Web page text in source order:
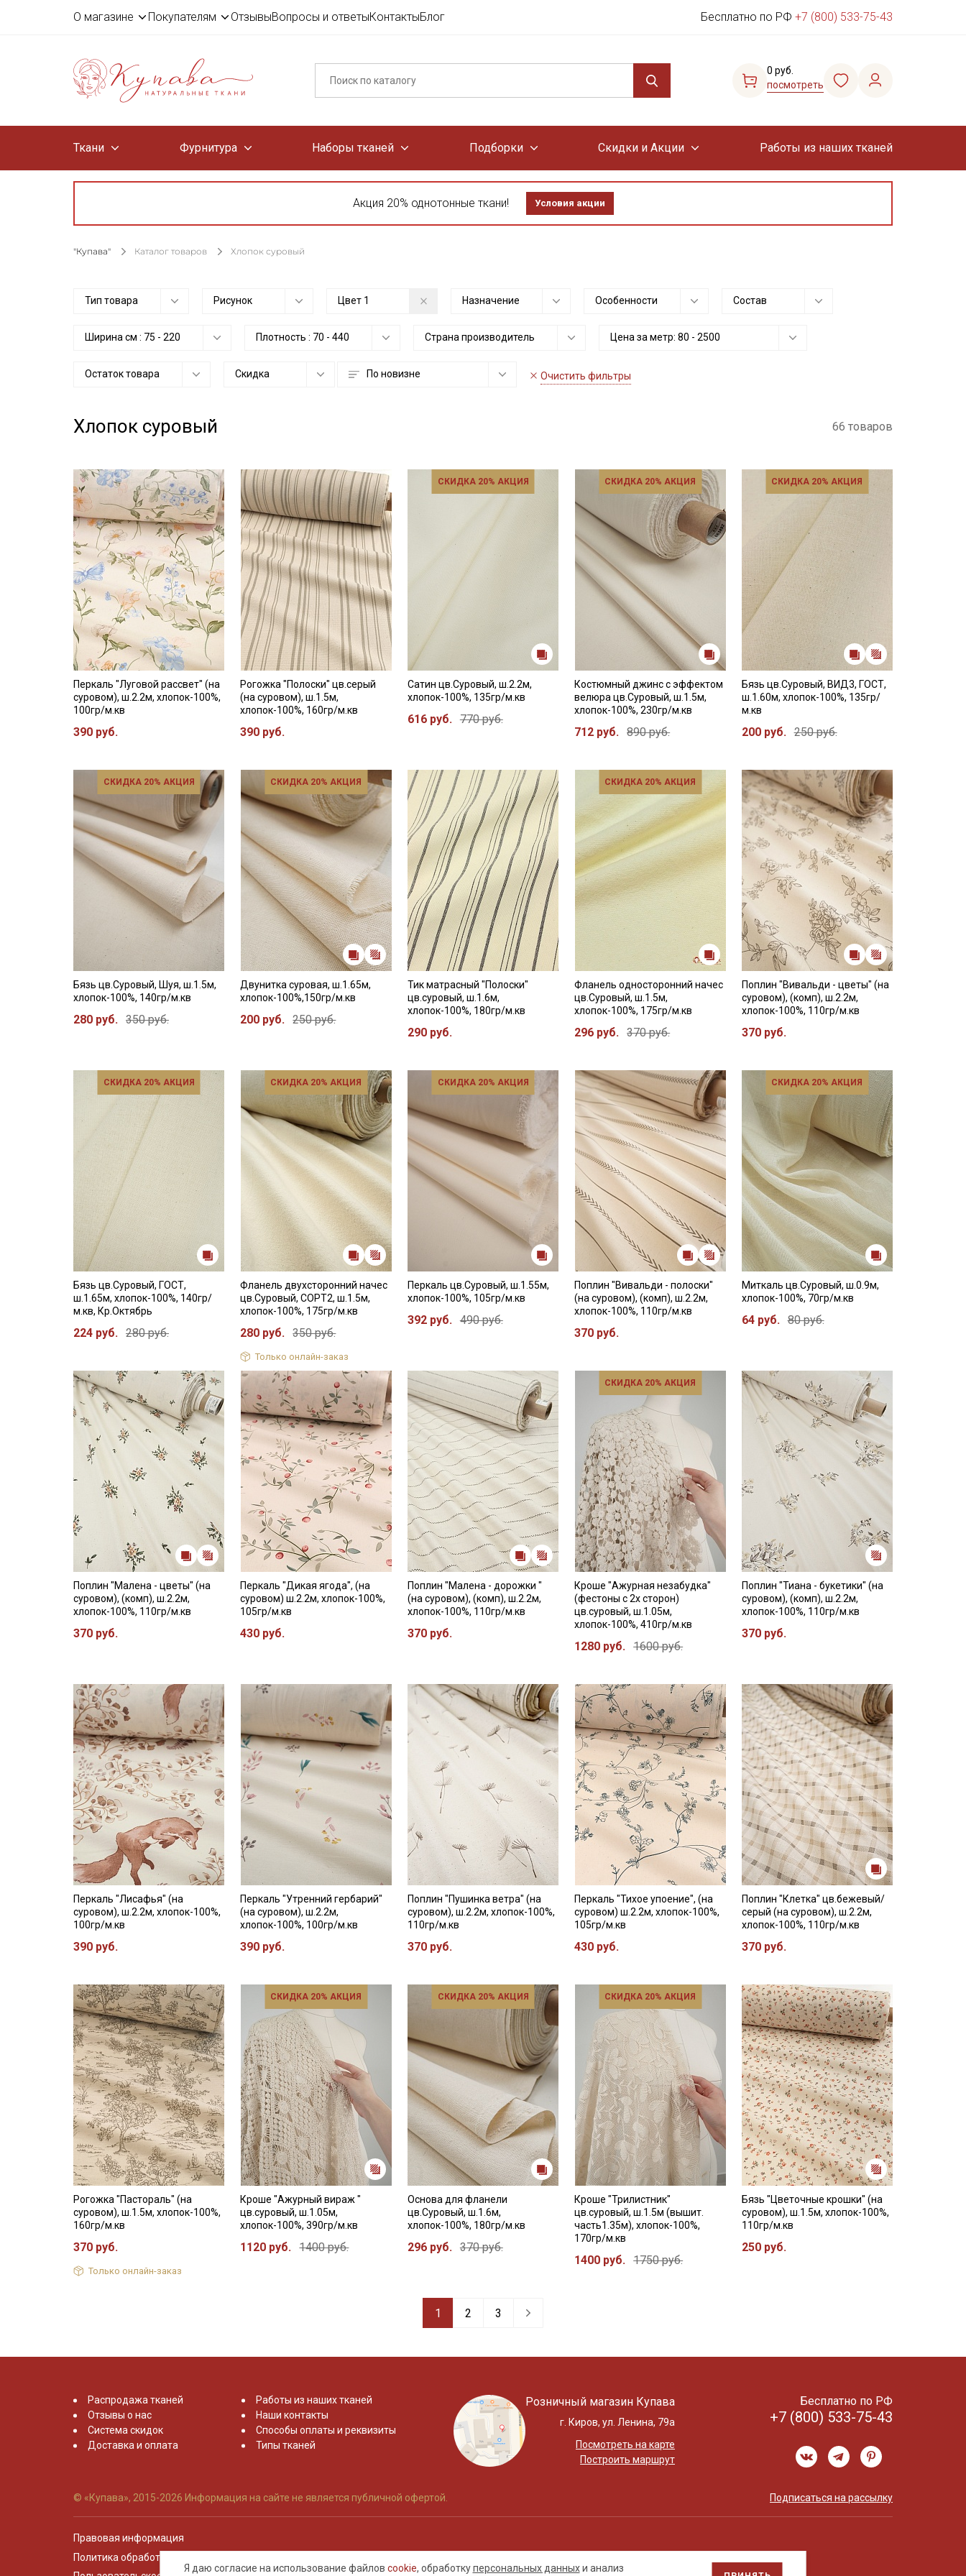
О магазине Покупателям ОтзывыВопросы и ответыКонтактыБлог Бесплатно по РФ +7 (800) 533-75-43
0 руб.
посмотреть
Ткани Фурнитура Наборы тканей Подборки Скидки и Акции Работы из наших тканей
Акция 20% однотонные ткани! Условия акции
"Купава" Каталог товаров Хлопок суровый
Тип товара Рисунок Цвет 1 Назначение Особенности Состав
Ширина см : 75 - 220 Плотность : 70 - 440 Страна производитель Цена за метр: 80 - 2500
Остаток товара Скидка По новизне Очистить фильтры
Хлопок суровый 66 товаров
Перкаль "Луговой рассвет" (на
суровом), ш.2.2м, хлопок-100%,
100гр/м.кв
390 руб.
Рогожка "Полоски" цв.серый
(на суровом), ш.1.5м,
хлопок-100%, 160гр/м.кв
390 руб.
СКИДКА 20% АКЦИЯ
Сатин цв.Суровый, ш.2.2м,
хлопок-100%, 135гр/м.кв
616 руб. 770 руб.
СКИДКА 20% АКЦИЯ
Костюмный джинс с эффектом
велюра цв.Суровый, ш.1.5м,
хлопок-100%, 230гр/м.кв
712 руб. 890 руб.
СКИДКА 20% АКЦИЯ
Бязь цв.Суровый, ВИД3, ГОСТ,
ш.1.60м, хлопок-100%, 135гр/
м.кв
200 руб. 250 руб.
СКИДКА 20% АКЦИЯ
Бязь цв.Суровый, Шуя, ш.1.5м,
хлопок-100%, 140гр/м.кв
280 руб. 350 руб.
СКИДКА 20% АКЦИЯ
Двунитка суровая, ш.1.65м,
хлопок-100%,150гр/м.кв
200 руб. 250 руб.
Тик матрасный "Полоски"
цв.суровый, ш.1.6м,
хлопок-100%, 180гр/м.кв
290 руб.
СКИДКА 20% АКЦИЯ
Фланель односторонний начес
цв.Суровый, ш.1.5м,
хлопок-100%, 175гр/м.кв
296 руб. 370 руб.
Поплин "Вивальди - цветы" (на
суровом), (комп), ш.2.2м,
хлопок-100%, 110гр/м.кв
370 руб.
СКИДКА 20% АКЦИЯ
Бязь цв.Суровый, ГОСТ,
ш.1.65м, хлопок-100%, 140гр/
м.кв, Кр.Октябрь
224 руб. 280 руб.
СКИДКА 20% АКЦИЯ
Фланель двухсторонний начес
цв.Суровый, СОРТ2, ш.1.5м,
хлопок-100%, 175гр/м.кв
280 руб. 350 руб.
Только онлайн-заказ
СКИДКА 20% АКЦИЯ
Перкаль цв.Суровый, ш.1.55м,
хлопок-100%, 105гр/м.кв
392 руб. 490 руб.
Поплин "Вивальди - полоски"
(на суровом), (комп), ш.2.2м,
хлопок-100%, 110гр/м.кв
370 руб.
СКИДКА 20% АКЦИЯ
Миткаль цв.Суровый, ш.0.9м,
хлопок-100%, 70гр/м.кв
64 руб. 80 руб.
Поплин "Малена - цветы" (на
суровом), (комп), ш.2.2м,
хлопок-100%, 110гр/м.кв
370 руб.
Перкаль "Дикая ягода", (на
суровом) ш.2.2м, хлопок-100%,
105гр/м.кв
430 руб.
Поплин "Малена - дорожки "
(на суровом), (комп), ш.2.2м,
хлопок-100%, 110гр/м.кв
370 руб.
СКИДКА 20% АКЦИЯ
Кроше "Ажурная незабудка"
(фестоны с 2х сторон)
цв.суровый, ш.1.05м,
хлопок-100%, 410гр/м.кв
1280 руб. 1600 руб.
Поплин "Тиана - букетики" (на
суровом), (комп), ш.2.2м,
хлопок-100%, 110гр/м.кв
370 руб.
Перкаль "Лисафья" (на
суровом), ш.2.2м, хлопок-100%,
100гр/м.кв
390 руб.
Перкаль "Утренний гербарий"
(на суровом), ш.2.2м,
хлопок-100%, 100гр/м.кв
390 руб.
Поплин "Пушинка ветра" (на
суровом), ш.2.2м, хлопок-100%,
110гр/м.кв
370 руб.
Перкаль "Тихое упоение", (на
суровом) ш.2.2м, хлопок-100%,
105гр/м.кв
430 руб.
Поплин "Клетка" цв.бежевый/
серый (на суровом), ш.2.2м,
хлопок-100%, 110гр/м.кв
370 руб.
Рогожка "Пастораль" (на
суровом), ш.1.5м, хлопок-100%,
160гр/м.кв
370 руб.
Только онлайн-заказ
СКИДКА 20% АКЦИЯ
Кроше "Ажурный вираж "
цв.суровый, ш.1.05м,
хлопок-100%, 390гр/м.кв
1120 руб. 1400 руб.
СКИДКА 20% АКЦИЯ
Основа для фланели
цв.Суровый, ш.1.6м,
хлопок-100%, 180гр/м.кв
296 руб. 370 руб.
СКИДКА 20% АКЦИЯ
Кроше "Трилистник"
цв.суровый, ш.1.5м (вышит.
часть1.35м), хлопок-100%,
170гр/м.кв
1400 руб. 1750 руб.
Бязь "Цветочные крошки" (на
суровом), ш.1.5м, хлопок-100%,
110гр/м.кв
250 руб.
1 2 3
Я даю согласие на использование файлов cookie, обработкуперсональных данныхи анализ
Распродажа тканей
Отзывы о нас
Система скидок
Доставка и оплата
Работы из наших тканей
Наши контакты
Способы оплаты и реквизиты
Типы тканей
Розничный магазин Купава
г. Киров, ул. Ленина, 79а
Посмотреть на карте
Построить маршрут
Бесплатно по РФ
+7 (800) 533-75-43
© «Купава», 2015-2026 Информация на сайте не является публичной офертой. Подписаться на рассылку
Правовая информация
Политика обработки персональных данных
Секретная рассылка от
Купава
Мы публикуем здесь дополнительные
промокоды и скидки до 30% на узкие
категории тканей
Электронная почта
Подписаться
Ознакомлен(а) сПолитикой обработки персональных
данных
и даюСогласие на обработку персональных
данных
Согласие на получение рекламных и
информационных рассылок